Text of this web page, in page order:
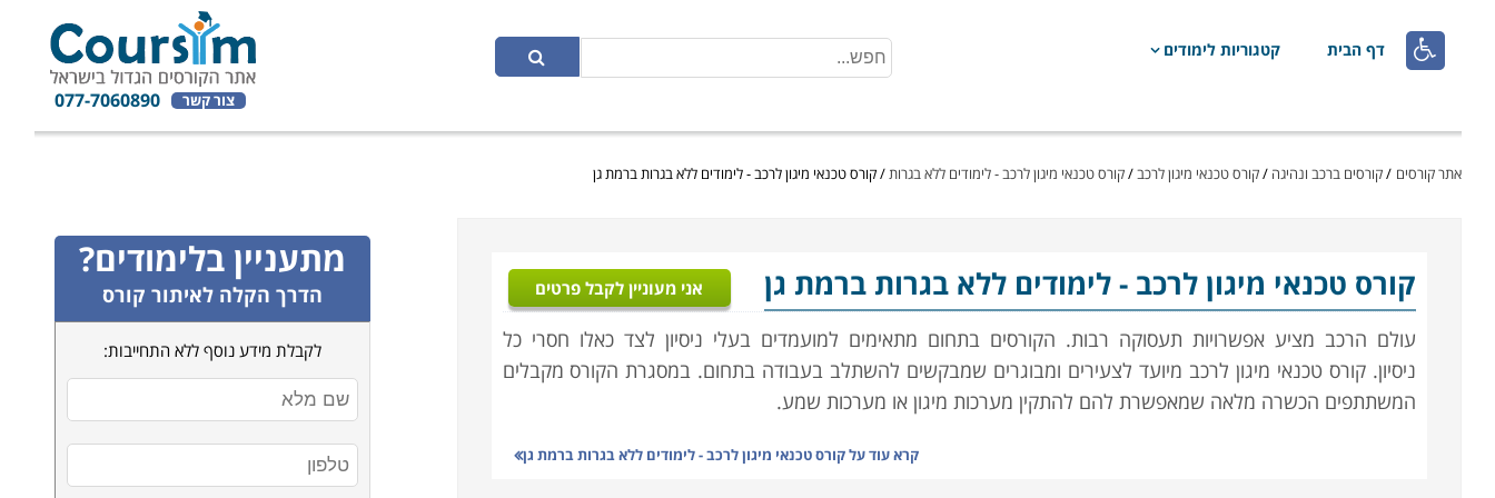
 דף הבית קטגוריות לימודים
צור קשר 077-7060890
אתר קורסים /קורסים ברכב ונהיגה /קורס טכנאי מיגון לרכב/קורס טכנאי מיגון לרכב - לימודים ללא בגרות/קורס טכנאי מיגון לרכב - לימודים ללא בגרות ברמת גן
קורס טכנאי מיגון לרכב- לימודים ללא בגרות ברמת גן אני מעוניין לקבל פרטים
עולם הרכב מציע אפשרויות תעסוקה רבות. הקורסים בתחום מתאימים למועמדים בעלי ניסיון לצד כאלו חסרי כל
ניסיון. קורס טכנאי מיגון לרכב מיועד לצעירים ומבוגרים שמבקשים להשתלב בעבודה בתחום. במסגרת הקורס מקבלים
המשתתפים הכשרה מלאה שמאפשרת להם להתקין מערכות מיגון או מערכות שמע.
קרא עוד עלקורס טכנאי מיגון לרכב - לימודים ללא בגרות ברמת גן
מתעניין בלימודים?
הדרך הקלה לאיתור קורס
לקבלת מידע נוסף ללא התחייבות: